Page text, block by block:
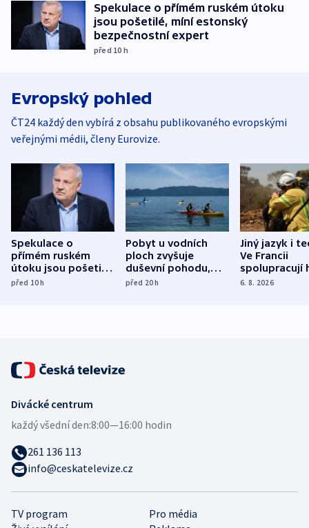
Spekulace o přímém ruském útoku
jsou pošetilé, míní estonský
bezpečnostní expert
před 10 h
Evropský pohled
ČT24 každý den vybírá z obsahu publikovaného evropskými
veřejnými médii, členy Eurovize.
Spekulace o
přímém ruském
útoku jsou pošetilé,
míní estonský
před 10h
Pobyt u vodních
ploch zvyšuje
duševní pohodu,
ukázala
před 20h
Jiný jazyk i
Ve Francii
spolupracují
různých zemí
6. 8. 2026
TV program
Pro média
Divácké centrum
každý všední den:8:00—16:00 hodin
261 136 113
info@ceskatelevize.cz